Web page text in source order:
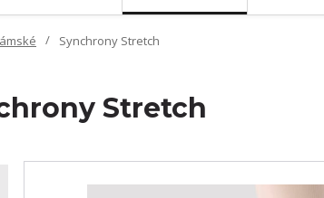
Synchrony Stretch
Stretch